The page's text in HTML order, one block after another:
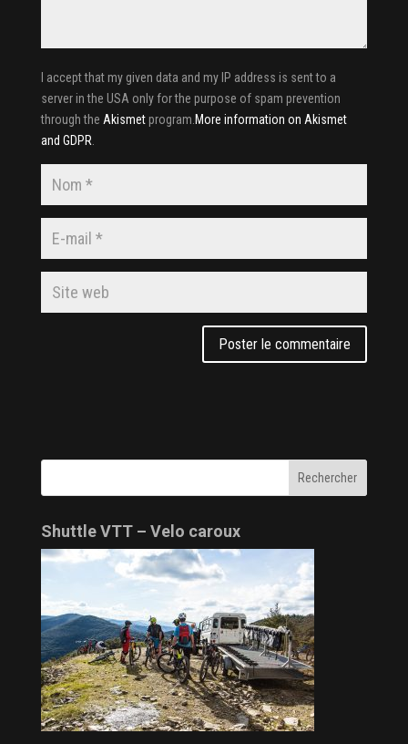
I accept that my given data and my IP address is sent to a
server in the USA only for the purpose of spam prevention
through the Akismetprogram. More information on Akismet
and GDPR
Shuttle VTT – Velo caroux